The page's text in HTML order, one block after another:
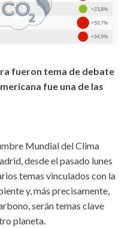
fueron tema de debate
fue una de las
Mundial del Clima
desde el pasado lunes
temas vinculados con la
y, más precisamente,
serán temas clave
planeta.